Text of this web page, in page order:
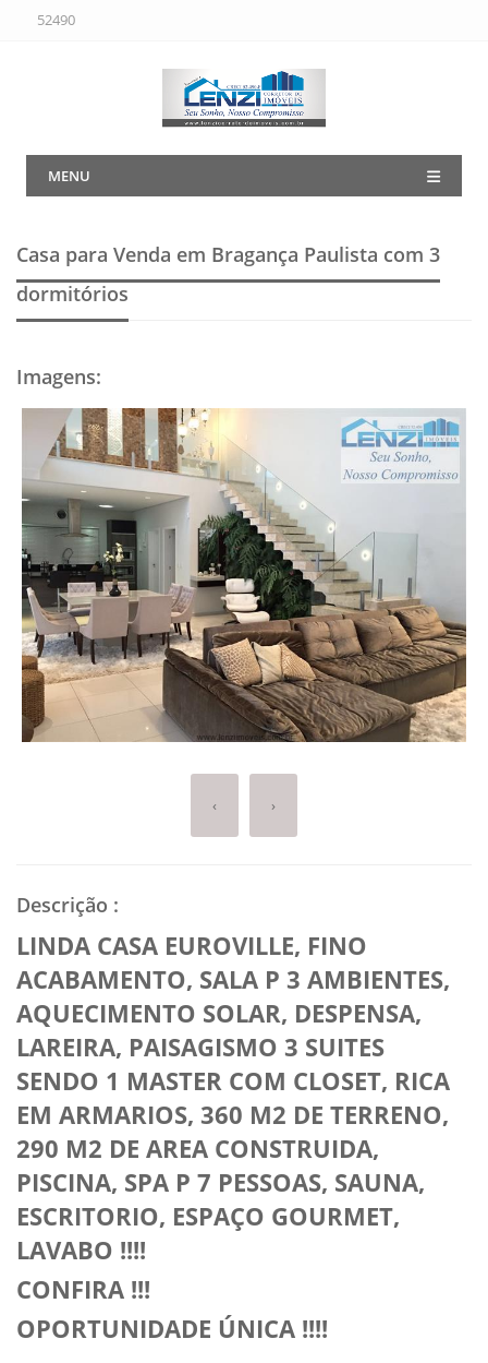
52490
MENU
Casa para Venda em Bragança Paulista com 3
dormitórios
Imagens:
‹ ›
Descrição :
LINDA CASA EUROVILLE, FINO
ACABAMENTO, SALA P 3 AMBIENTES,
AQUECIMENTO SOLAR, DESPENSA,
LAREIRA, PAISAGISMO 3 SUITES
SENDO 1 MASTER COM CLOSET, RICA
EM ARMARIOS, 360 M2 DE TERRENO,
290 M2 DE AREA CONSTRUIDA,
PISCINA, SPA P 7 PESSOAS, SAUNA,
ESCRITORIO, ESPAÇO GOURMET,
LAVABO !!!!
CONFIRA !!!
OPORTUNIDADE ÚNICA !!!!